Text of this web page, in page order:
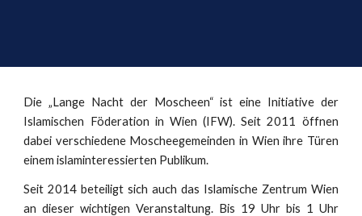
Die „Lange Nacht der Moscheen“ ist eine Initiative der
Islamischen Föderation in Wien (IFW). Seit 2011 öffnen
dabei verschiedene Moscheegemeinden in Wien ihre Türen
einem islaminteressierten Publikum.
Seit 2014 beteiligt sich auch das Islamische Zentrum Wien
an dieser wichtigen Veranstaltung. Bis 19 Uhr bis 1 Uhr